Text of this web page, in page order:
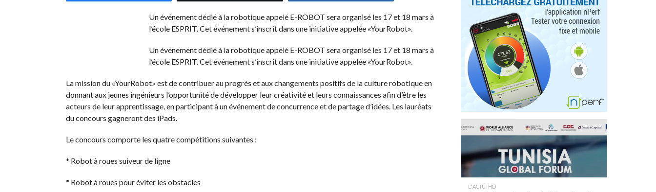
Un événement dédié à la robotique appelé E-ROBOT sera organisé les 17 et 18 mars à
l’école ESPRIT. Cet événement s’inscrit dans une initiative appelée «YourRobot».
Un événement dédié à la robotique appelé E-ROBOT sera organisé les 17 et 18 mars à
l’école ESPRIT. Cet événement s’inscrit dans une initiative appelée «YourRobot».
La mission du «YourRobot» est de contribuer au progrès et aux changements positifs de la culture robotique en
donnant aux jeunes ingénieurs l’opportunité de développer leur créativité et leurs connaissances afin d’être les
acteurs de leur apprentissage, en participant à un événement de concurrence et de partage d’idées. Les lauréats
du concours gagneront des iPads.
Le concours comporte les quatre compétitions suivantes :
* Robot à roues suiveur de ligne
* Robot à roues pour éviter les obstacles
4.9K
L'ACTUTHD